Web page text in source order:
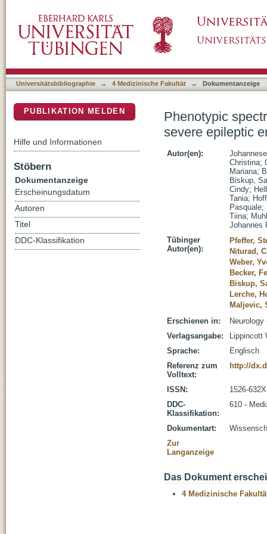
encephalopathies
Universitätsbibliographie → 4 Medizinische Fakultät → Dokumentanzeige
Phenotypic
severe epileptic
Autor(en):
Christina;
Mariana;
Biskup,
Cindy;
Tania;
Pasquale;
Tiina;
Johannes
Tübinger
Autor(en):
Pfeffer,
Niturad,
Weber,
Becker,
Biskup,
Lerche,
Maljevic,
Erschienen in:
Verlagsangabe:
Lippincott
Sprache:
Englisch
Referenz zum
Volltext:
http://
ISSN:
1526-632X
DDC-
Klassifikation:
610 -
Dokumentart:
Zur
Langanzeige
Das Dokument
4 Medizinische
PUBLIKATION MELDEN
Hilfe und Informationen
Stöbern
Dokumentanzeige
Erscheinungsdatum
Autoren
Titel
DDC-Klassifikation